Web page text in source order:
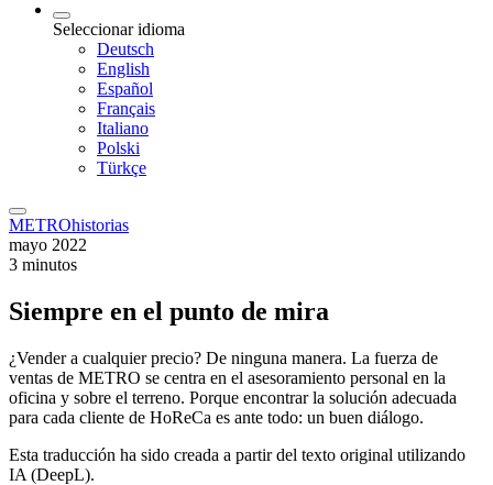
Seleccionar idioma
Deutsch
English
Español
Français
Italiano
Polski
Türkçe
METROhistorias
mayo 2022
3 minutos
Siempre en el punto de mira
¿Vender a cualquier precio? De ninguna manera. La fuerza de
ventas de METRO se centra en el asesoramiento personal en la
oficina y sobre el terreno. Porque encontrar la solución adecuada
para cada cliente de HoReCa es ante todo: un buen diálogo.
Esta traducción ha sido creada a partir del texto original utilizando
IA (DeepL).